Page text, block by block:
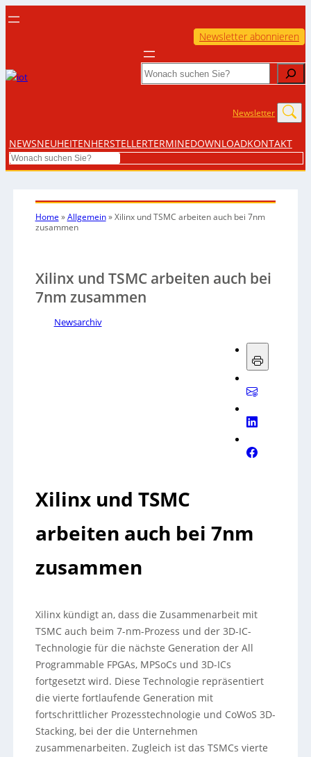
Newsletter abonnieren
Search
Newsletter
NEWSNEUHEITENHERSTELLERTERMINEDOWNLOADKONTAKT
Search
Home »Allgemein»Xilinx und TSMC arbeiten auch bei 7nm
zusammen
Xilinx und TSMC arbeiten auch bei
7nm zusammen
Newsarchiv
Xilinx und TSMC
arbeiten auch bei 7nm
zusammen
Xilinx kündigt an, dass die Zusammenarbeit mit
TSMC auch beim 7-nm-Prozess und der 3D-IC-
Technologie für die nächste Generation der All
Programmable FPGAs, MPSoCs und 3D-ICs
fortgesetzt wird. Diese Technologie repräsentiert
die vierte fortlaufende Generation mit
fortschrittlicher Prozesstechnologie und CoWoS 3D-
Stacking, bei der die Unternehmen
zusammenarbeiten. Zugleich ist das TSMCs vierte